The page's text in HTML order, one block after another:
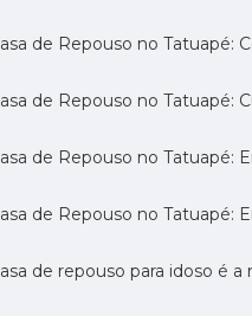
Casa de Repouso no Tatuapé:
Casa de Repouso no
Casa de Repouso no
Casa de Repouso no
Casa de repouso para idoso é